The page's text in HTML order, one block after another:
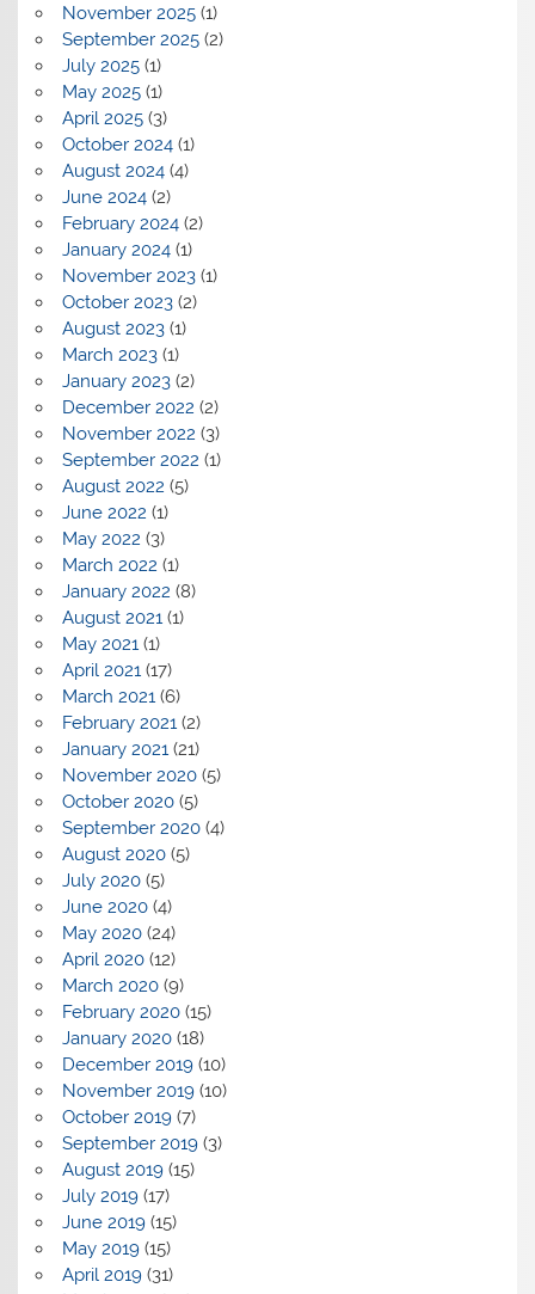
November 2025(1)
September 2025(2)
July 2025(1)
May 2025(1)
April 2025(3)
October 2024(1)
August 2024(4)
June 2024(2)
February 2024(2)
January 2024(1)
November 2023(1)
October 2023(2)
August 2023(1)
March 2023(1)
January 2023(2)
December 2022 (2)
November 2022 (3)
September 2022 (1)
August 2022 (5)
June 2022 (1)
May 2022 (3)
March 2022 (1)
January 2022 (8)
August 2021(1)
May 2021(1)
April 2021(17)
March 2021(6)
February 2021(2)
January 2021(21)
November 2020(5)
October 2020(5)
September 2020(4)
August 2020(5)
July 2020(5)
June 2020(4)
May 2020(24)
April 2020(12)
March 2020(9)
February 2020(15)
January 2020(18)
December 2019(10)
November 2019(10)
October 2019(7)
September 2019(3)
August 2019(15)
July 2019(17)
June 2019(15)
May 2019(15)
April 2019(31)